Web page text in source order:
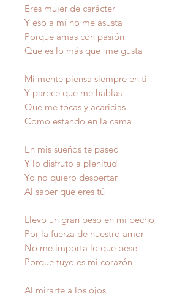
Eres mujer de carácter
Y eso a mí no me asusta
Porque amas con pasión
Que es lo más que me gusta
Mi mente piensa siempre en ti
Y parece que me hablas
Que me tocas y acaricias
Como estando en la cama
En mis sueños te paseo
Y lo disfruto a plenitud
Yo no quiero despertar
Al saber que eres tú
Llevo un gran peso en mi pecho
Por la fuerza de nuestro amor
No me importa lo que pese
Porque tuyo es mi corazón
Al mirarte a los ojos